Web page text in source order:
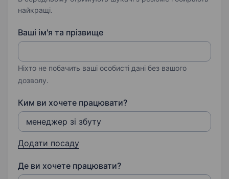
найкращі.
Ваші ім'я та прізвище
Ніхто не побачить ваші особисті дані без вашого
дозволу.
Ким ви хочете працювати?
Додати посаду
Де ви хочете працювати?